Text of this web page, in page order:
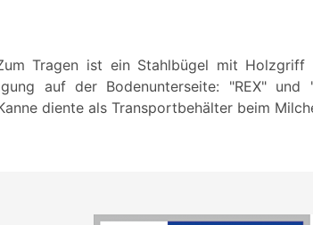
Tragen ist ein Stahlbügel mit
auf der Bodenunterseite: "REX"
diente als Transportbehälter beim